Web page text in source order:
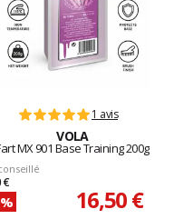
1 avis
VOLA
MX 901 Base Training 200g
€
16,50 €